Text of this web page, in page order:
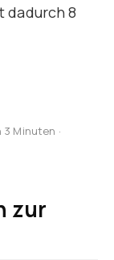
dadurch 8
Minuten ·
zur